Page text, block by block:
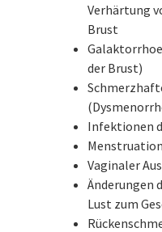
Verhärtung
Brust
der Brust)
Infektionen
Vaginaler
Änderungen
Lust zum